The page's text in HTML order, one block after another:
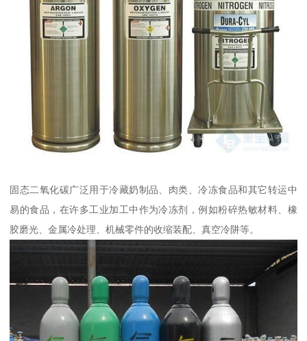
固态二氧化碳广泛用于冷藏奶制品、肉类、冷冻食品和其它转运中
易的食品，在许多工业加工中作为冷冻剂，例如粉碎热敏材料、橡
胶磨光、金属冷处理、机械零件的收缩装配、真空冷阱等。